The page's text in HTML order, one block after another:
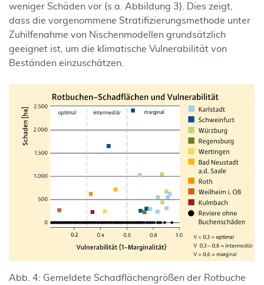
weniger Schäden vor (s a. Abbildung 3). Dies zeigt,
dass die vorgenommene Stratifizierungsmethode unter
Zuhilfenahme von Nischenmodellen grundsätzlich
geeignet ist, um die klimatische Vulnerabilität von
Beständen einzuschätzen.
Abb. 4: Gemeldete Schadflächengrößen der Rotbuche